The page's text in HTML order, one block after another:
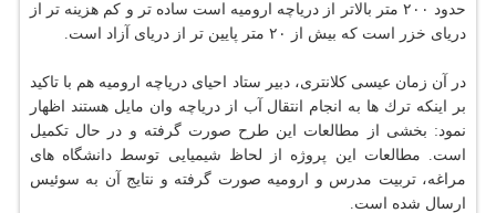
حدود ۲۰۰ متر بالاتر از دریاچه ارومیه است ساده تر و كم هزینه تر از
دریای خزر است كه بیش از ۲۰ متر پایین تر از دریای آزاد است.
در آن زمان عیسی كلانتری، دبیر ستاد احیای دریاچه ارومیه هم با تاكید
بر اینكه ترك ها به انجام انتقال آب از دریاچه وان مایل هستند اظهار
نمود: بخشی از مطالعات این طرح صورت گرفته و در حال تكمیل
است. مطالعات این پروژه از لحاظ شیمیایی توسط دانشگاه های
مراغه، تربیت مدرس و ارومیه صورت گرفته و نتایج آن به سوئیس
ارسال شده است.